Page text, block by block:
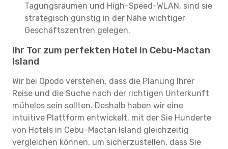
Tagungsräumen und High-Speed-WLAN, sind sie
strategisch günstig in der Nähe wichtiger
Geschäftszentren gelegen.
Ihr Tor zum perfekten Hotel in Cebu-Mactan
Island
Wir bei Opodo verstehen, dass die Planung Ihrer
Reise und die Suche nach der richtigen Unterkunft
mühelos sein sollten. Deshalb haben wir eine
intuitive Plattform entwickelt, mit der Sie Hunderte
von Hotels in Cebu-Mactan Island gleichzeitig
vergleichen können, um sicherzustellen, dass Sie